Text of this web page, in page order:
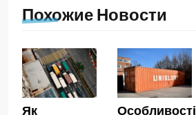
Похожие Новости
Як
Особливості